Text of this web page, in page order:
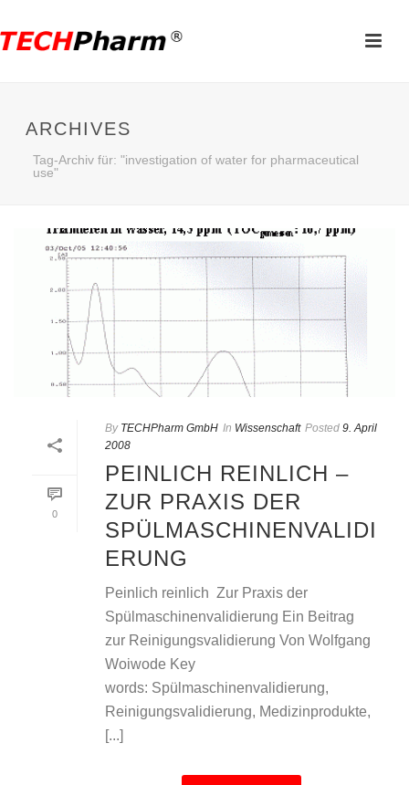
ARCHIVES
Tag-Archiv für: "investigation of water for pharmaceutical
use"
0
By TECHPharm GmbH In Wissenschaft Posted 9. April
2008
PEINLICH REINLICH –
ZUR PRAXIS DER
SPÜLMASCHINENVALIDI
ERUNG
Peinlich reinlich  Zur Praxis der
Spülmaschinenvalidierung Ein Beitrag
zur Reinigungsvalidierung Von Wolfgang
Woiwode Key
words: Spülmaschinenvalidierung,
Reinigungsvalidierung, Medizinprodukte,
[...]